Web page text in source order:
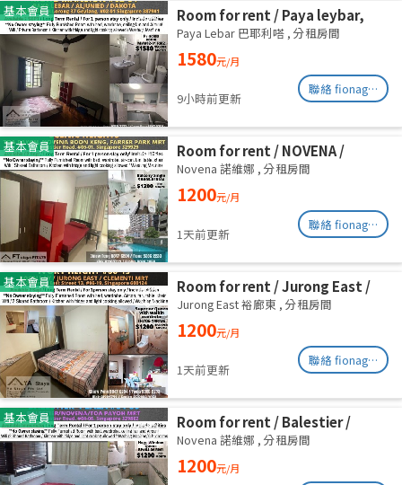
基本會員
Room for rent / Paya leybar,
Dakota / Master room / 1pax
stay / Available 2 Sept
Paya Lebar 巴耶利嗒 , 分租房間
1580元/月
9小時前更新
聯絡 fionag@transinex.com.sg
基本會員
Room for rent / NOVENA /
Common room / 1pax stay /
Available Sept 2
Novena 諾維娜 , 分租房間
1200元/月
1天前更新
聯絡 fionag@transinex.com.sg
基本會員
Room for rent / Jurong East /
Common room / 1pax stay /
Available 2 Sept
Jurong East 裕廊東 , 分租房間
1200元/月
1天前更新
聯絡 fionag@transinex.com.sg
基本會員
Room for rent / Balestier /
Common room / 1pax stay /
Available Immediately
Novena 諾維娜 , 分租房間
1200元/月